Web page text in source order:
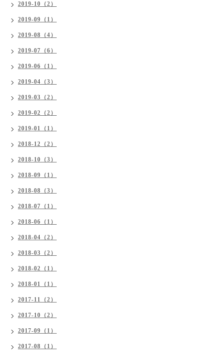
2019-10（2）
2019-09（1）
2019-08（4）
2019-07（6）
2019-06（1）
2019-04（3）
2019-03（2）
2019-02（2）
2019-01（1）
2018-12（2）
2018-10（3）
2018-09（1）
2018-08（3）
2018-07（1）
2018-06（1）
2018-04（2）
2018-03（2）
2018-02（1）
2018-01（1）
2017-11（2）
2017-10（2）
2017-09（1）
2017-08（1）